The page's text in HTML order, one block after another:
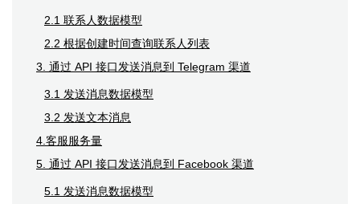
2.1 联系人数据模型
2.2 根据创建时间查询联系人列表
3. 通过 API 接口发送消息到 Telegram 渠道
3.1 发送消息数据模型
3.2 发送文本消息
4.客服服务量
5. 通过 API 接口发送消息到 Facebook 渠道
5.1 发送消息数据模型